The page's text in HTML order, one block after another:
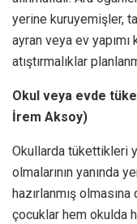
yerine kuruyemişler,
ayran veya ev
atıştırmalıklar
Okul veya evde
İrem Aksoy)
Okullarda tükettikleri
olmalarının yanında
hazırlanmış
çocuklar hem okulda